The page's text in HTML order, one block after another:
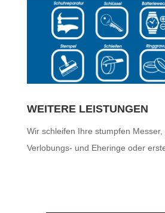
WEITERE LEISTUNGEN
Wir schleifen Ihre stumpfen Messer,
Verlobungs- und Eheringe oder